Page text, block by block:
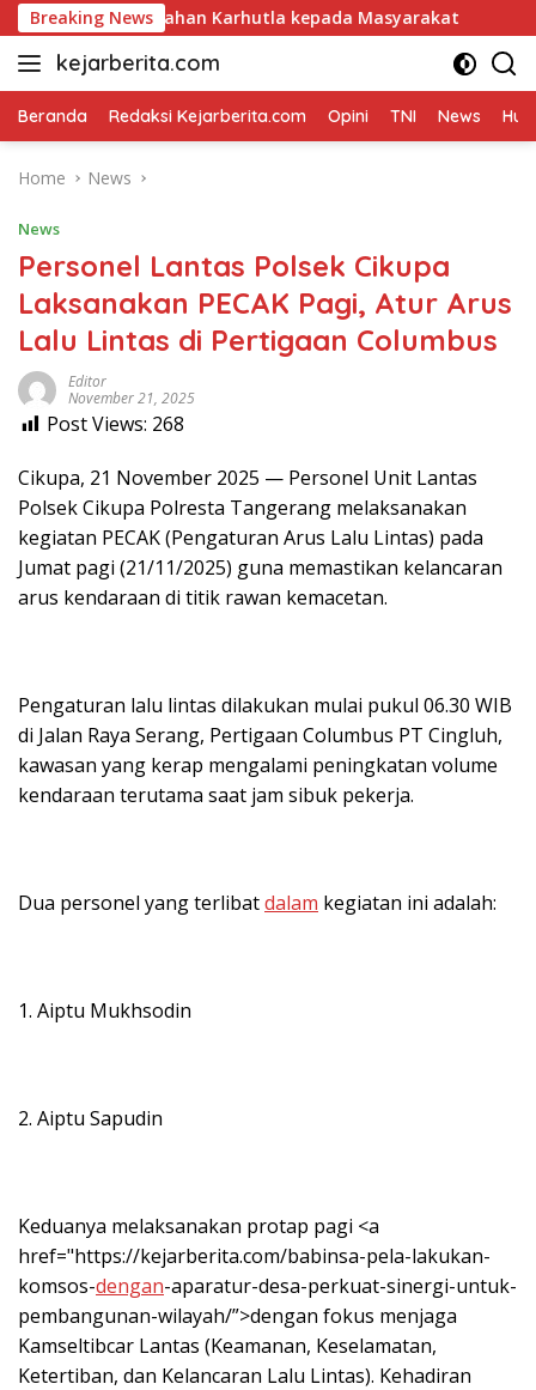
Skip
to
content
Breaking NewsKarhutla kepada Masyarakat Wakapolsek
kejarberita.com
Beranda Redaksi Kejarberita.com Opini TNI News
Home News
News
Personel Lantas Polsek Cikupa
Laksanakan PECAK Pagi, Atur Arus
Lalu Lintas di Pertigaan Columbus
Editor
November 21, 2025
Post Views: 268
Cikupa, 21 November 2025 — Personel Unit Lantas
Polsek Cikupa Polresta Tangerang melaksanakan
kegiatan PECAK (Pengaturan Arus Lalu Lintas) pada
Jumat pagi (21/11/2025) guna memastikan kelancaran
arus kendaraan di titik rawan kemacetan.
Pengaturan lalu lintas dilakukan mulai pukul 06.30 WIB
di Jalan Raya Serang, Pertigaan Columbus PT Cingluh,
kawasan yang kerap mengalami peningkatan volume
kendaraan terutama saat jam sibuk pekerja.
Dua personel yang terlibatdalam kegiatan ini adalah:
1. Aiptu Mukhsodin
2. Aiptu Sapudin
Keduanya melaksanakan protap pagi <a
href="https://kejarberita.com/babinsa-pela-lakukan-
komsos-dengan-aparatur-desa-perkuat-sinergi-untuk-
pembangunan-wilayah/”>dengan fokus menjaga
Kamseltibcar Lantas (Keamanan, Keselamatan,
Ketertiban, dan Kelancaran Lalu Lintas). Kehadiran